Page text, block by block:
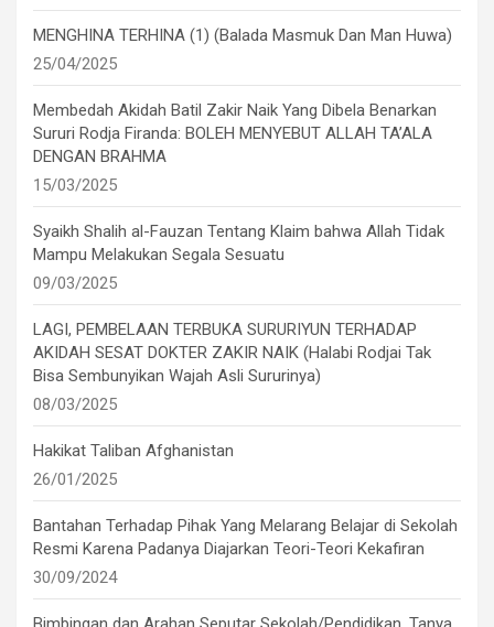
MENGHINA TERHINA (1) (Balada Masmuk Dan Man Huwa)
25/04/2025
Membedah Akidah Batil Zakir Naik Yang Dibela Benarkan
Sururi Rodja Firanda: BOLEH MENYEBUT ALLAH TA’ALA
DENGAN BRAHMA
15/03/2025
Syaikh Shalih al-Fauzan Tentang Klaim bahwa Allah Tidak
Mampu Melakukan Segala Sesuatu
09/03/2025
LAGI, PEMBELAAN TERBUKA SURURIYUN TERHADAP
AKIDAH SESAT DOKTER ZAKIR NAIK (Halabi Rodjai Tak
Bisa Sembunyikan Wajah Asli Sururinya)
08/03/2025
Hakikat Taliban Afghanistan
26/01/2025
Bantahan Terhadap Pihak Yang Melarang Belajar di Sekolah
Resmi Karena Padanya Diajarkan Teori-Teori Kekafiran
30/09/2024